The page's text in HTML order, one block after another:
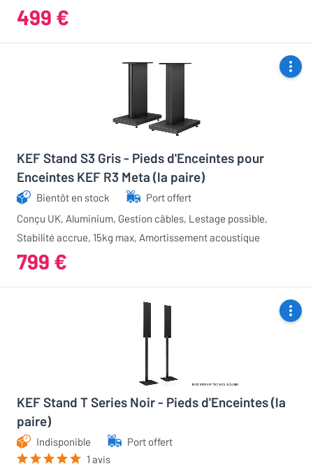
499 €
KEF Stand S3 Gris - Pieds d'Enceintes pour
Enceintes KEF R3 Meta (la paire)
Bientôt en stock
Port offert
Conçu UK, Aluminium, Gestion câbles, Lestage possible,
Stabilité accrue, 15kg max, Amortissement acoustique
799 €
KEF Stand T Series Noir - Pieds d'Enceintes (la
paire)
Indisponible
Port offert
1 avis